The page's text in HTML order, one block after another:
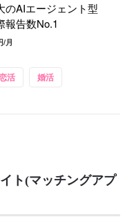
のAIエージェント型
報告数No.1
/月
活 婚活
ト(マッチングアプ